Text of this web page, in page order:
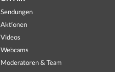
Sendungen
Aktionen
Videos
Webcams
Moderatoren & Team